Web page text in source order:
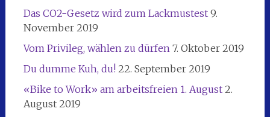
Das CO2-Gesetz wird zum Lackmustest 9.
November 2019
Vom Privileg, wählen zu dürfen 7. Oktober 2019
Du dumme Kuh, du! 22. September 2019
«Bike to Work» am arbeitsfreien 1. August 2.
August 2019